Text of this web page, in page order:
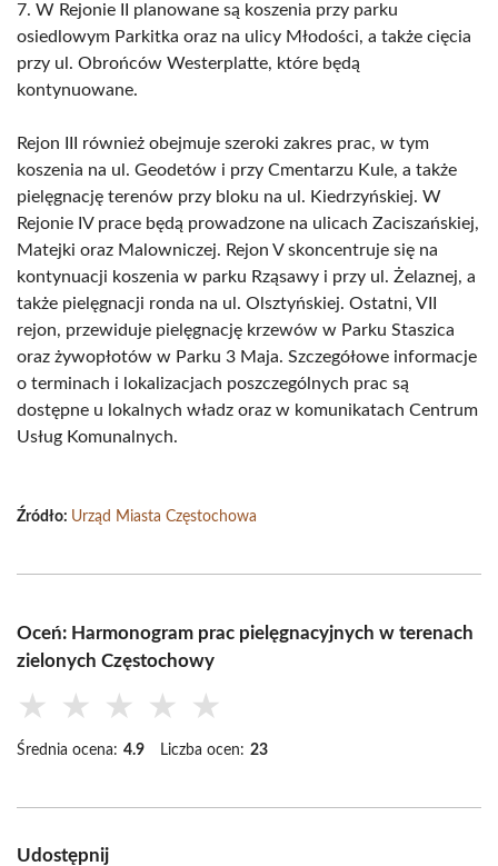
7. W Rejonie II planowane są koszenia przy parku
osiedlowym Parkitka oraz na ulicy Młodości, a także cięcia
przy ul. Obrońców Westerplatte, które będą
kontynuowane.
Rejon III również obejmuje szeroki zakres prac, w tym
koszenia na ul. Geodetów i przy Cmentarzu Kule, a także
pielęgnację terenów przy bloku na ul. Kiedrzyńskiej. W
Rejonie IV prace będą prowadzone na ulicach Zaciszańskiej,
Matejki oraz Malowniczej. Rejon V skoncentruje się na
kontynuacji koszenia w parku Rząsawy i przy ul. Żelaznej, a
także pielęgnacji ronda na ul. Olsztyńskiej. Ostatni, VII
rejon, przewiduje pielęgnację krzewów w Parku Staszica
oraz żywopłotów w Parku 3 Maja. Szczegółowe informacje
o terminach i lokalizacjach poszczególnych prac są
dostępne u lokalnych władz oraz w komunikatach Centrum
Usług Komunalnych.
Źródło: Urząd Miasta Częstochowa
Oceń: Harmonogram prac pielęgnacyjnych w terenach
zielonych Częstochowy
★ ★ ★ ★ ★
Średnia ocena: 4.9 Liczba ocen: 23
Udostępnij